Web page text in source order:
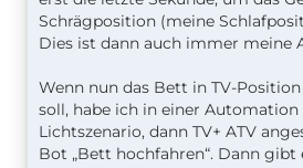
Schrägposition (meine
Dies ist dann auch immer meine
Wenn nun das Bett in TV-
soll, habe ich in einer Automation
Lichtszenario, dann TV+ ATV
Bot „Bett hochfahren“. Dann gibt